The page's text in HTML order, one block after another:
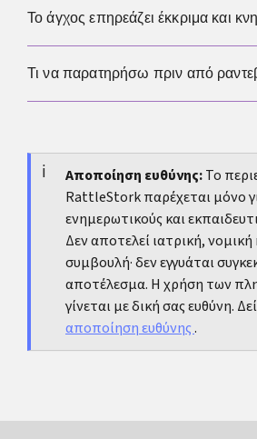
αλλαγή στο έκκριμα, αυτό πρέπει
Συχνά ναι, είναι συνήθης αλλαγή.
καθαρά διαφορετικό χρώμα, η
Το άγχος επηρεάζει έκκριμα και
Το άγχος δεν αλλάζει άμεσα κάθε
Τι να παρατηρήσω πριν από
πόνο, αιμορραγία, φάση κύκλου,
σεξ, νέα προϊόντα ή φάρμακα. Με
αξιολόγηση είναι πιο ακριβής.
Αποποίηση ευθύνης:Το
RattleStork παρέχεται μόνο
ενημερωτικούς και
Δεν αποτελεί ιατρική,
συμβουλή· δεν εγγυάται
αποτέλεσμα. Η χρήση των
γίνεται με δική σας ευθύνη.
αποποίηση ευθύνης.